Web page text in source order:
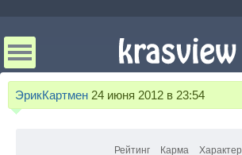
ЭрикКартмен 24 июня 2012 в 23:54
Рейтинг Карма Характер